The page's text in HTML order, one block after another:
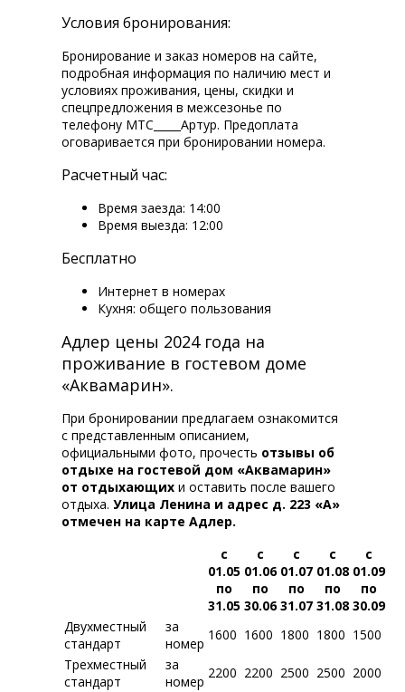
Условия бронирования:
Бронирование и заказ номеров на сайте,
подробная информация по наличию мест и
условиях проживания, цены, скидки и
спецпредложения в межсезонье по
телефону МТС_____Артур. Предоплата
оговаривается при бронировании номера.
Расчетный час:
Время заезда: 14:00
Время выезда: 12:00
Бесплатно
Интернет в номерах
Кухня: общего пользования
Адлер цены 2024 года на
проживание в гостевом доме
«Аквамарин».
При бронировании предлагаем ознакомится
с представленным описанием,
официальными фото, прочесть отзывы об
отдыхе на гостевой дом «Аквамарин»
от отдыхающих и оставить после вашего
отдыха. Улица Ленина и адрес д. 223 «А»
отмечен на карте Адлер.
с
01.05
по
31.05
с
01.06
по
30.06
с
01.07
по
31.07
с
01.08
по
31.08
с
01.09
по
30.09
Двухместный
стандарт
за
номер
1600 1600 1800 1800 1500
Трехместный
стандарт
за
номер
2200 2200 2500 2500 2000